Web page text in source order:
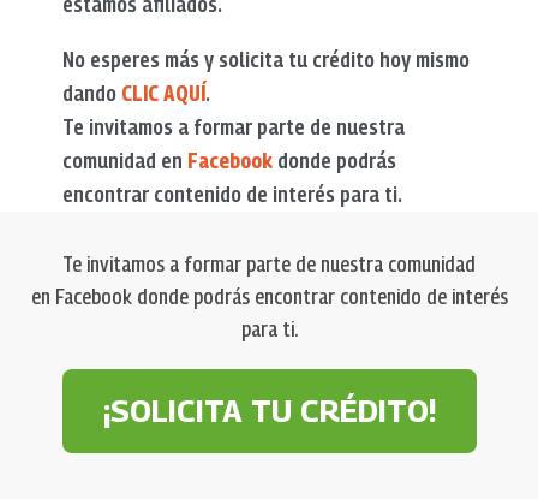
No esperes más y solicita tu crédito hoy mismo
dando CLIC AQUÍ.
Te invitamos a formar parte de nuestra
comunidad en Facebook donde podrás
encontrar contenido de interés para ti.
Te invitamos a formar parte de nuestra comunidad
en Facebook donde podrás encontrar contenido de interés
para ti.
¡SOLICITA TU CRÉDITO!